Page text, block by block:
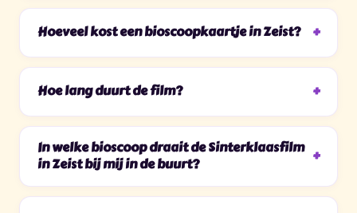
Hoeveel kost een bioscoopkaartje in Zeist?
Hoe lang duurt de film?
In welke bioscoop draait de Sinterklaasfilm
in Zeist bij mij in de buurt?